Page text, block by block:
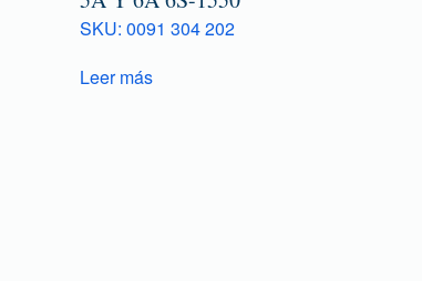
SKU: 0091 304 202
Leer más